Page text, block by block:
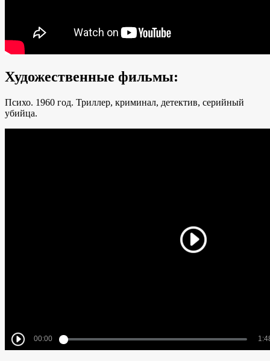
Художественные фильмы:
Психо. 1960 год. Триллер, криминал, детектив, серийный
убийца.